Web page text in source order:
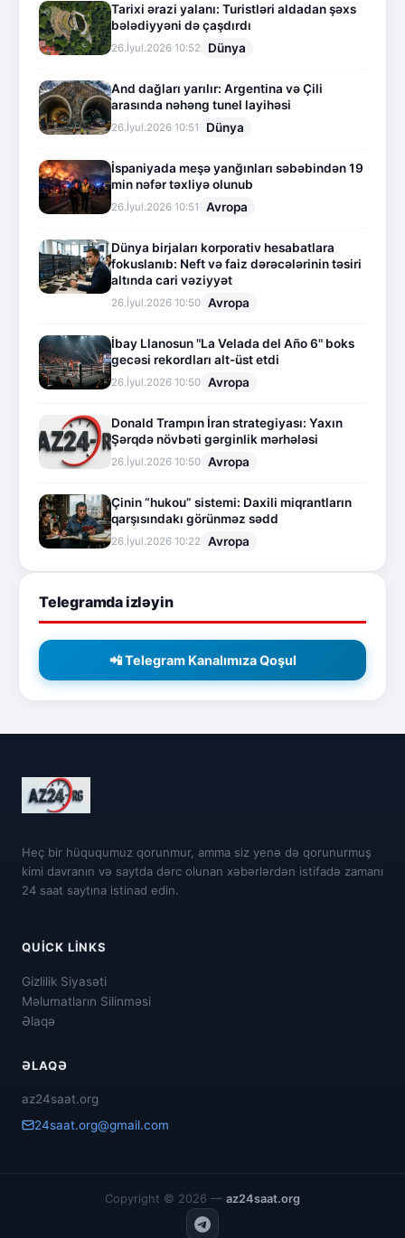
Tarixi ərazi yalanı: Turistləri aldadan şəxs
bələdiyyəni də çaşdırdı
26.İyul.2026 10:52 Dünya
And dağları yarılır: Argentina və Çili
arasında nəhəng tunel layihəsi
26.İyul.2026 10:51 Dünya
İspaniyada meşə yanğınları səbəbindən 19
min nəfər təxliyə olunub
26.İyul.2026 10:51 Avropa
Dünya birjaları korporativ hesabatlara
fokuslanıb: Neft və faiz dərəcələrinin təsiri
altında cari vəziyyət
26.İyul.2026 10:50 Avropa
İbay Llanosun "La Velada del Año 6" boks
gecəsi rekordları alt-üst etdi
26.İyul.2026 10:50 Avropa
Donald Trampın İran strategiyası: Yaxın
Şərqdə növbəti gərginlik mərhələsi
26.İyul.2026 10:50 Avropa
Çinin “hukou” sistemi: Daxili miqrantların
qarşısındakı görünməz sədd
26.İyul.2026 10:22 Avropa
Telegramda izləyin
📲 Telegram Kanalımıza Qoşul
Heç bir hüququmuz qorunmur, amma siz yenə də qorunurmuş
kimi davranın və saytda dərc olunan xəbərlərdən istifadə zamanı
24 saat saytına istinad edin.
QUICK LINKS
Gizlilik Siyasəti
Məlumatların Silinməsi
Əlaqə
ƏLAQƏ
az24saat.org
24saat.org@gmail.com
Copyright © 2026 — az24saat.org